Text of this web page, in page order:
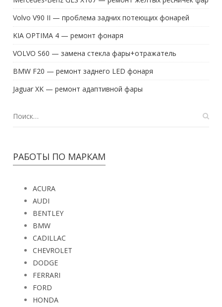
Volvo V90 II — проблема задних потеющих фонарей
KIA OPTIMA 4 — ремонт фонаря
VOLVO S60 — замена стекла фары+отражатель
BMW F20 — ремонт заднего LED фонаря
Jaguar XK — ремонт адаптивной фары
РАБОТЫ ПО МАРКАМ
ACURA
AUDI
BENTLEY
BMW
CADILLAC
CHEVROLET
DODGE
FERRARI
FORD
HONDA